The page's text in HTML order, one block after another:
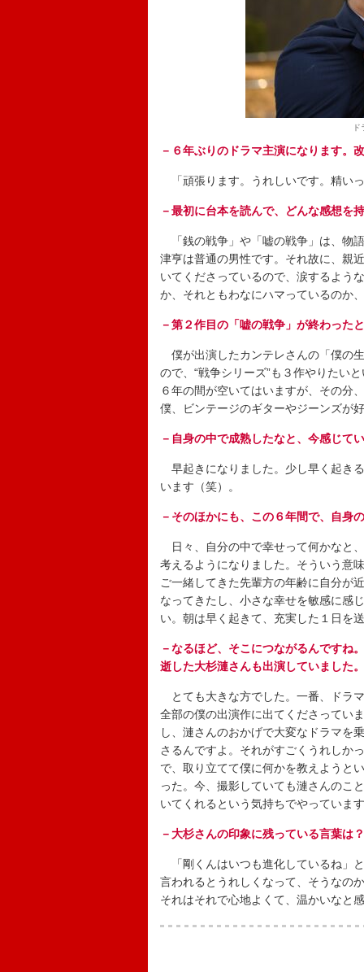
－６年ぶりのドラマ主演になります。
「頑張ります。うれしいです。精い
－最初に台本を読んで、どんな感想を
「銭の戦争」や「嘘の戦争」は、物
津亨は普通の男性です。それ故に、親
いてくださっているので、涙するよう
か、それともわなにハマっているのか
－第２作目の「嘘の戦争」が終わった
僕が出演したカンテレさんの「僕の
ので、“戦争シリーズ”も３作やりたい
６年の間が空いてはいますが、その分
僕、ビンテージのギターやジーンズが
－自身の中で成熟したなと、今感じて
早起きになりました。少し早く起き
います（笑）。
－そのほかにも、この６年間で、自身
日々、自分の中で幸せって何かなと
考えるようになりました。そういう意
ご一緒してきた先輩方の年齢に自分が
なってきたし、小さな幸せを敏感に感
い。朝は早く起きて、充実した１日を
－なるほど、そこにつながるんですね
逝した大杉漣さんも出演していました
とても大きな方でした。一番、ドラ
全部の僕の出演作に出てくださってい
し、漣さんのおかげで大変なドラマを
さるんですよ。それがすごくうれしか
で、取り立てて僕に何かを教えようと
った。今、撮影していても漣さんのこ
いてくれるという気持ちでやっていま
－大杉さんの印象に残っている言葉は？
「剛くんはいつも進化しているね」
言われるとうれしくなって、そうなの
それはそれで心地よくて、温かいなと